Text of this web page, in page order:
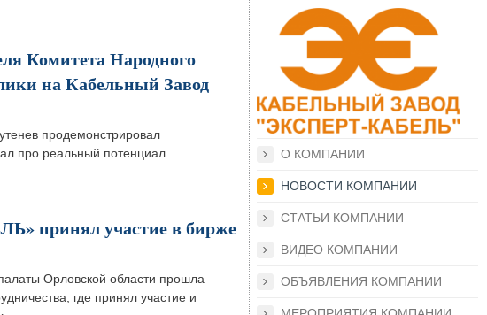
Комитета Народного
на Кабельный Завод
продемонстрировал
про реальный потенциал
принял участие в бирже
Орловской области прошла
где принял участие и
О КОМПАНИИ
НОВОСТИ КОМПАНИИ
СТАТЬИ КОМПАНИИ
ВИДЕО КОМПАНИИ
ОБЪЯВЛЕНИЯ КОМПАНИИ